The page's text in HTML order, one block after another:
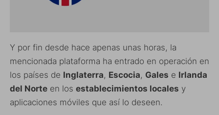
Y por fin desde hace apenas unas horas, la
mencionada plataforma ha entrado en operación en
los países de Inglaterra, Escocia, Gales e Irlanda
del Norte en los establecimientos locales y
aplicaciones móviles que así lo deseen.